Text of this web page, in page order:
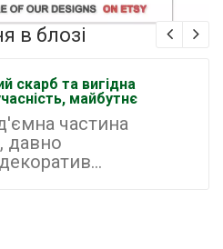
в блозі
скарб та вигідна
майбутнє
частина
давно